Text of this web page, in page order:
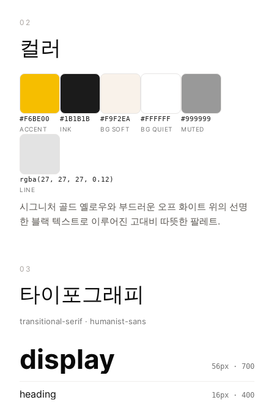
02
컬러
#F6BE00
ACCENT
#1B1B1B
INK
#F9F2EA
BG SOFT
#FFFFFF
BG QUIET
#999999
MUTED
rgba(27, 27, 27, 0.12)
LINE
시그니처 골드 옐로우와 부드러운 오프 화이트 위의 선명
한 블랙 텍스트로 이루어진 고대비 따뜻한 팔레트.
03
타이포그래피
transitional-serif · humanist-sans
display 56px · 700
heading 16px · 400